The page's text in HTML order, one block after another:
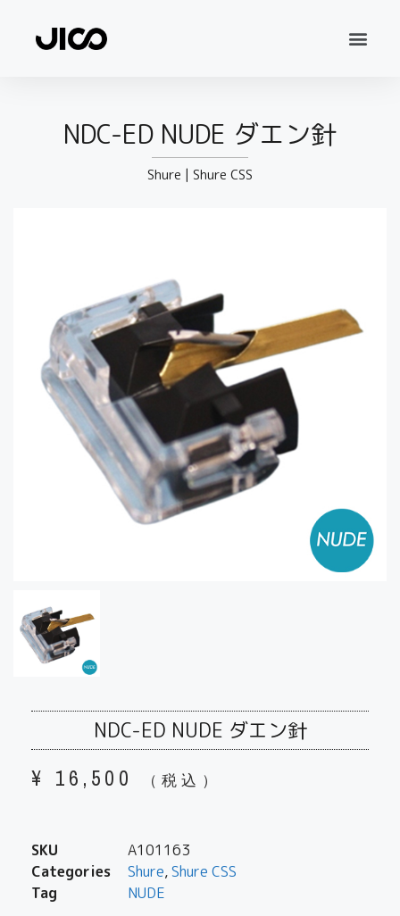
NDC-ED NUDE ダエン針
Shure | Shure CSS
NDC-ED NUDE ダエン針
¥ 16,500 （税込）
SKU
A101163
Categories
Shure,Shure CSS
Tag
NUDE